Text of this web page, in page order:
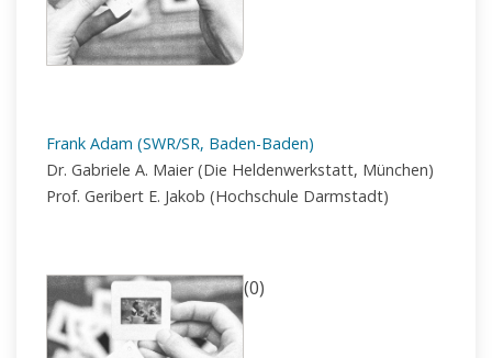
Frank Adam (SWR/SR, Baden-Baden)
Dr. Gabriele A. Maier (Die Heldenwerkstatt, München)
Prof. Geribert E. Jakob (Hochschule Darmstadt)
(0)